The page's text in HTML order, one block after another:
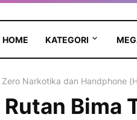
HOME KATEGORI
Narkotika dan Handphone
Bima